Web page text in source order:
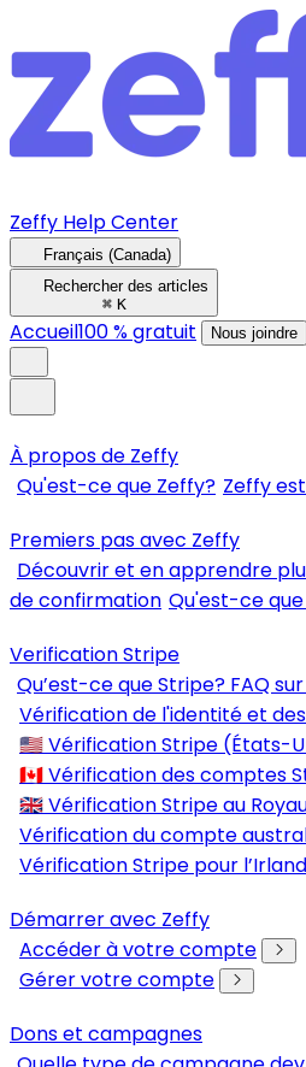
Zeffy Help Center
Français (Canada)
Rechercher des articles
⌘ K
Accueil100 % gratuit Nous joindre
À propos de Zeffy
Qu'est-ce que Zeffy? Zeffy
Premiers pas avec Zeffy
Découvrir et en apprendre
de confirmation Qu'est-ce
Verification Stripe
Qu’est-ce que Stripe? FAQ
Vérification de l'identité et
🇺🇸 Vérification Stripe (États-
🇨🇦 Vérification des comptes
🇬🇧 Vérification Stripe au
Vérification du compte
Vérification Stripe pour
Démarrer avec Zeffy
Accéder à votre compte
Gérer votre compte
Dons et campagnes